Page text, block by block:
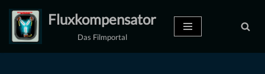
Zum
Inhalt
Fluxkompensator
Das Filmportal